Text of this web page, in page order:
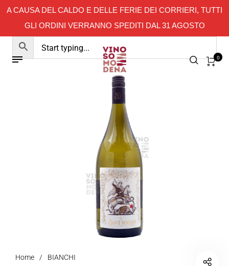
A CAUSA DEL CALDO E DELLE FERIE DEI CORRIERI, TUTTI
GLI ORDINI VERRANNO SPEDITI DAL 31 AGOSTO
0
Home / BIANCHI